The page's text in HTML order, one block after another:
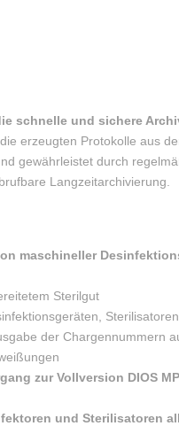
schnelle und sichere
erzeugten Protokolle aus
gewährleistet durch
Langzeitarchivierung.
maschineller
Sterilgut
der Chargennummern
zur Vollversion DIOS MP
und Sterilisatoren